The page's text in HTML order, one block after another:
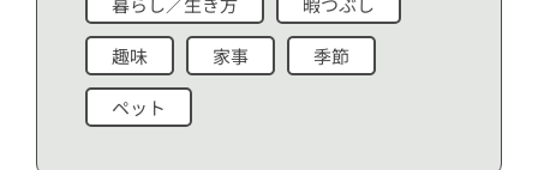
趣味 家事 季節
ペット